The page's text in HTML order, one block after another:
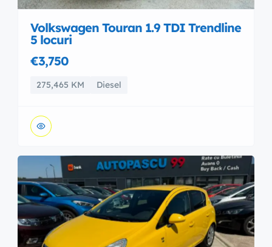
Volkswagen Touran 1.9 TDI Trendline
5 locuri
€3,750
275,465 KM Diesel